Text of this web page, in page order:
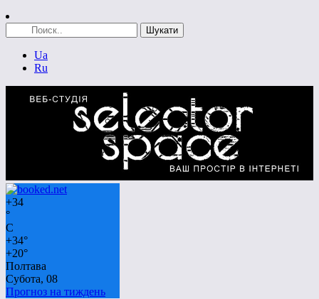
Ua
Ru
+34
°
C
+34°
+20°
Полтава
Субота, 08
Прогноз на тиждень